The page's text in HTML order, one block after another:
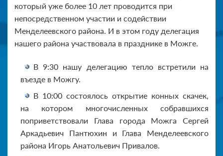
который уже более 10 лет проводится при
непосредственном участии и содействии
Менделеевского района. И в этом году делегация
нашего района участвовала в празднике в Можге.
В 9:30 нашу делегацию тепло встретили на
въезде в Можгу.
В 10:00 состоялось открытие конных скачек,
на котором многочисленных собравшихся
поприветствовали Глава города Можга Сергей
Аркадьевич Пантюхин и Глава Менделеевского
района Игорь Анатольевич Привалов.